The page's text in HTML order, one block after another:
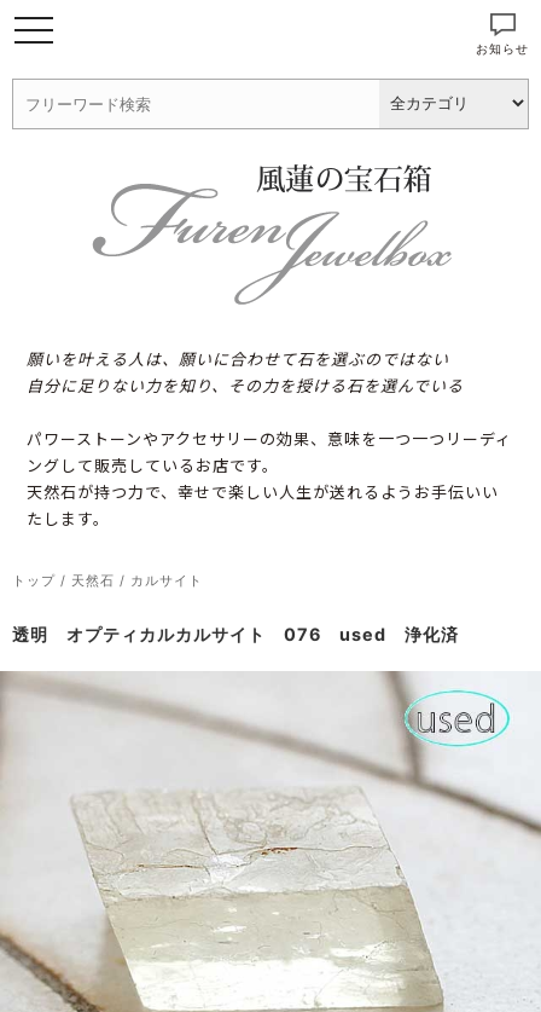
願いを叶える人は、願いに合わせて石を選ぶのではない
自分に足りない力を知り、その力を授ける石を選んでいる
パワーストーンやアクセサリーの効果、意味を一つ一つリーディ
ングして販売しているお店です。
天然石が持つ力で、幸せで楽しい人生が送れるようお手伝いい
たします。
お知らせ
トップ / 天然石 / カルサイト
透明 オプティカルカルサイト 076 used 浄化済